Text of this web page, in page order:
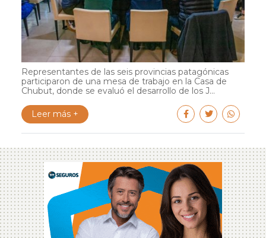
Representantes de las seis provincias patagónicas
participaron de una mesa de trabajo en la Casa de
Chubut, donde se evaluó el desarrollo de los J...
Leer más +